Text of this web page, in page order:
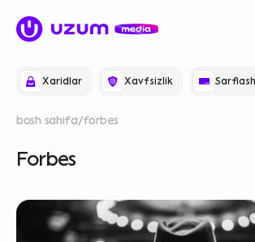
Xaridlar Xavfsizlik
bosh sahifa forbes
Forbes